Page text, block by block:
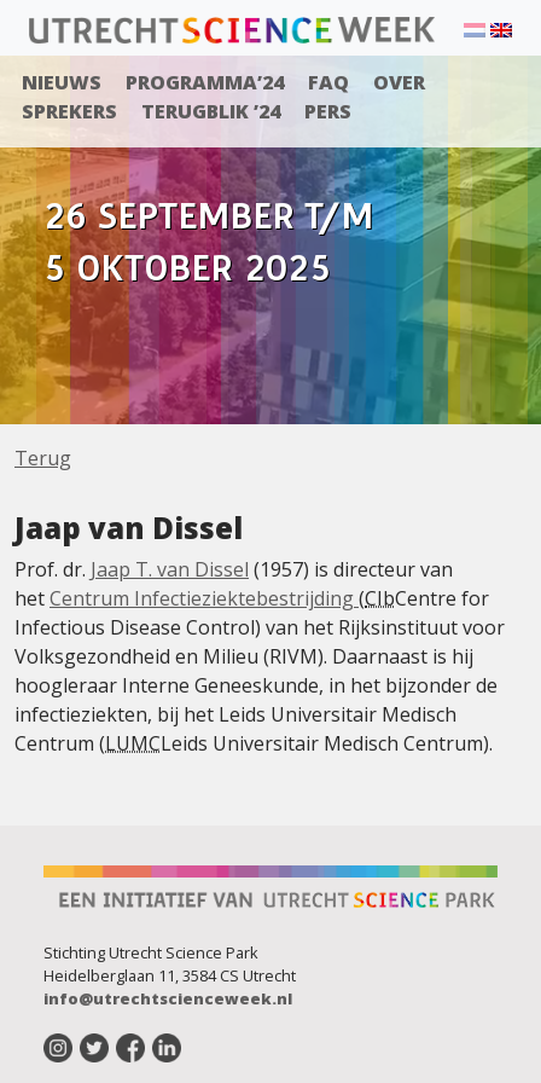
NIEUWS PROGRAMMA’24 FAQ
OVER
SPREKERS
TERUGBLIK ’24 PERS
26 SEPTEMBER T/M
5 OKTOBER 2025
Terug
Jaap van Dissel
Prof. dr. Jaap T. van Dissel (1957) is directeur van
hetCentrum Infectieziektebestrijding(CIbCentre for
Infectious Disease Control) van het Rijksinstituut voor
Volksgezondheid en Milieu (RIVM). Daarnaast is hij
hoogleraar Interne Geneeskunde, in het bijzonder de
infectieziekten, bij het Leids Universitair Medisch
Centrum (LUMCLeids Universitair Medisch Centrum).
Stichting Utrecht Science Park
Heidelberglaan 11, 3584 CS Utrecht
info@utrechtscienceweek.nl